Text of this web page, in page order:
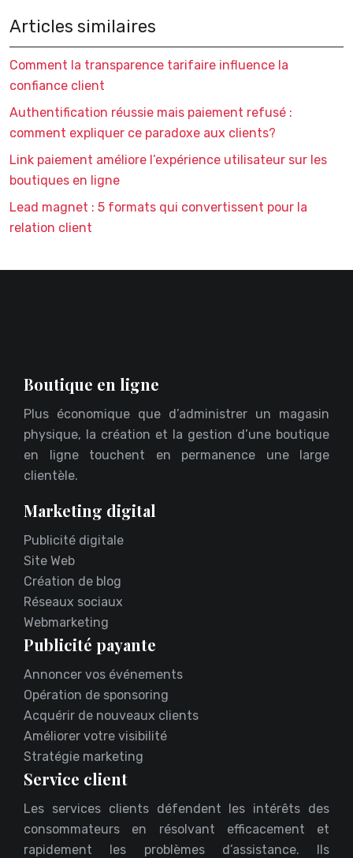
Articles similaires
Comment la transparence tarifaire influence la
confiance client
Authentification réussie mais paiement refusé :
comment expliquer ce paradoxe aux clients?
Link paiement améliore l’expérience utilisateur sur les
boutiques en ligne
Lead magnet : 5 formats qui convertissent pour la
relation client
Boutique en ligne
Plus économique que d’administrer un magasin
physique, la création et la gestion d’une boutique
en ligne touchent en permanence une large
clientèle.
Marketing digital
Publicité digitale
Site Web
Création de blog
Réseaux sociaux
Webmarketing
Publicité payante
Annoncer vos événements
Opération de sponsoring
Acquérir de nouveaux clients
Améliorer votre visibilité
Stratégie marketing
Service client
Les services clients défendent les intérêts des
consommateurs en résolvant efficacement et
rapidement les problèmes d’assistance. Ils